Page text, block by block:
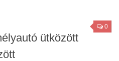
0
ütközött